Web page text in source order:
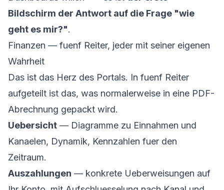
Bildschirm der Antwort auf die Frage "wie
geht es mir?".
Finanzen — fuenf Reiter, jeder mit seiner eigenen
Wahrheit
Das ist das Herz des Portals. In fuenf Reiter
aufgeteilt ist das, was normalerweise in eine PDF-
Abrechnung gepackt wird.
Uebersicht — Diagramme zu Einnahmen und
Kanaelen, Dynamik, Kennzahlen fuer den
Zeitraum.
Auszahlungen — konkrete Ueberweisungen auf